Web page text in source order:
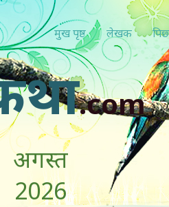
मुख पृष्ठ लेखक
.com
अगस्त
2026